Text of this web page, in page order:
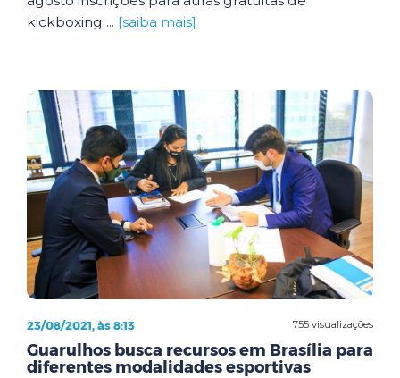
kickboxing ... [saiba mais]
755 visualizações
23/08/2021, às 8:13
Guarulhos busca recursos em Brasília para
diferentes modalidades esportivas